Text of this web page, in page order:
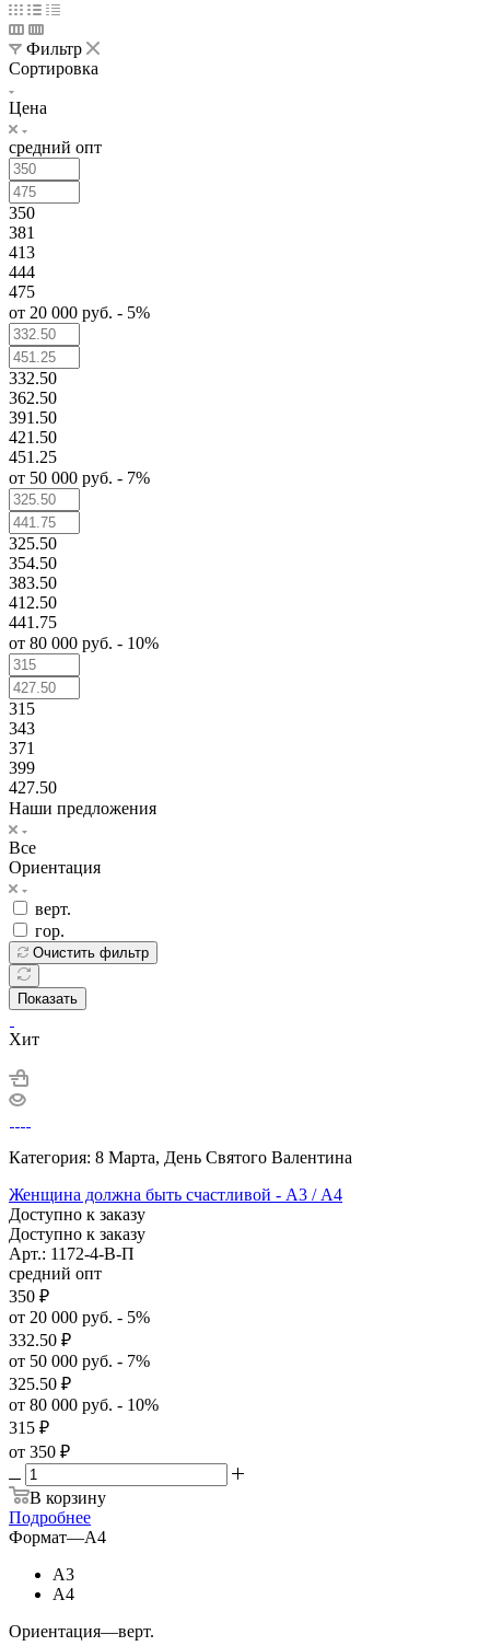
Фильтр
Сортировка
Цена
средний опт
350
381
413
444
475
от 20 000 руб. - 5%
332.50
362.50
391.50
421.50
451.25
от 50 000 руб. - 7%
325.50
354.50
383.50
412.50
441.75
от 80 000 руб. - 10%
315
343
371
399
427.50
Наши предложения
Все
Ориентация
верт.
гор.
Очистить фильтр
Показать
Хит
Категория: 8 Марта, День Святого Валентина
Женщина должна быть счастливой - А3 / А4
Доступно к заказу
Доступно к заказу
Арт.: 1172-4-В-П
средний опт
350 ₽
от 20 000 руб. - 5%
332.50 ₽
от 50 000 руб. - 7%
325.50 ₽
от 80 000 руб. - 10%
315 ₽
от 350 ₽
В корзину
Подробнее
Формат—А4
А3
А4
Ориентация—верт.